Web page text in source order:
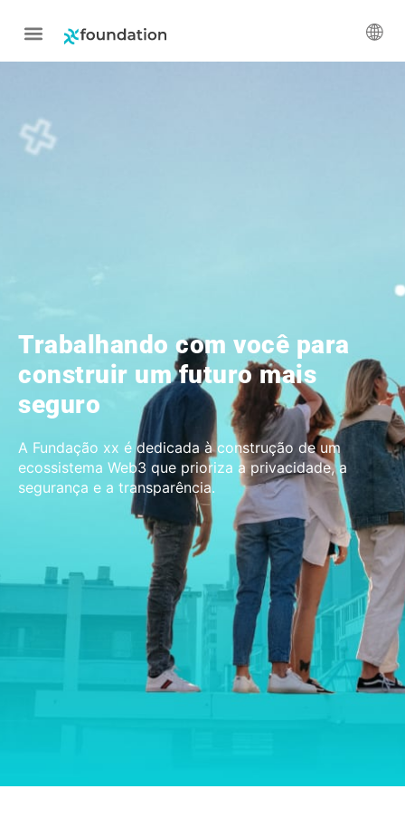
Trabalhando com você para
construir um futuro mais
seguro
A Fundação xx é dedicada à construção de um
ecossistema Web3 que prioriza a privacidade, a
segurança e a transparência.